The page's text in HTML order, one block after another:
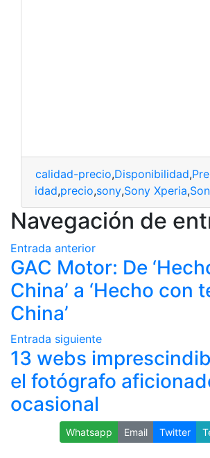
calidad-precio,Disponibilidad,
,precio,sony,Sony Xperia,
Navegación de
Entrada anterior
GAC Motor: De
China’ a ‘Hecho con
China’
Entrada siguiente
13 webs
el fotógrafo
ocasional
Whatsapp Email Twitter